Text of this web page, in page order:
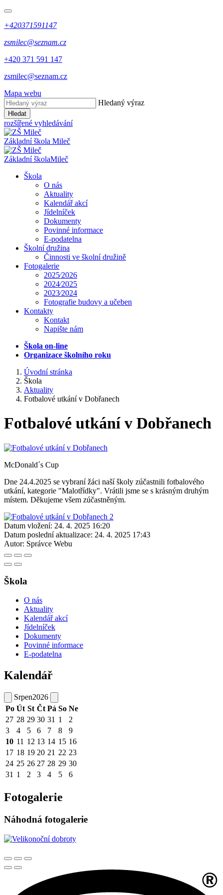
+420371591147
zsmilec@seznam.cz
+420 371 591 147
zsmilec@seznam.cz
Mapa webu
Hledaný výraz
Hledat
rozšířené vyhledávání
Základní škola Mileč
Základní školaMileč
Škola
O nás
Aktuality
Kalendář akcí
Jídelníček
Dokumenty
Povinné informace
E-podatelna
Školní družina
Činnosti ve školní družině
Fotogalerie
2025⁄2026
2024⁄2025
2023⁄2024
Fotografie budovy a učeben
Kontakty
Kontakt
Napište nám
Škola on-line
Organizace školního roku
Úvodní stránka
Škola
Aktuality
Fotbalové utkání v Dobřanech
Fotbalové utkání v Dobřanech
McDonald´s Cup
Dne 24.4.2025 se vybraní žáci naší školy zúčastnili fotbalového
utkání, kategorie "Malotřídky". Vrátili jsme se s krásným druhým
místem. Děkujeme všem zúčastněným.
Datum vložení: 24. 4. 2025 16:20
Datum poslední aktualizace: 24. 4. 2025 17:43
Autor: Správce Webu
Škola
O nás
Aktuality
Kalendář akcí
Jídelníček
Dokumenty
Povinné informace
E-podatelna
Kalendář
Srpen2026
Po Út St Čt Pá So Ne
27 28 29 30 31 1
2
3
4 5 6 7 8
9
10 11 12 13 14 15 16
17 18 19 20 21 22 23
24 25 26 27 28 29 30
31 1 2 3 4 5 6
Fotogalerie
Náhodná fotogalerie